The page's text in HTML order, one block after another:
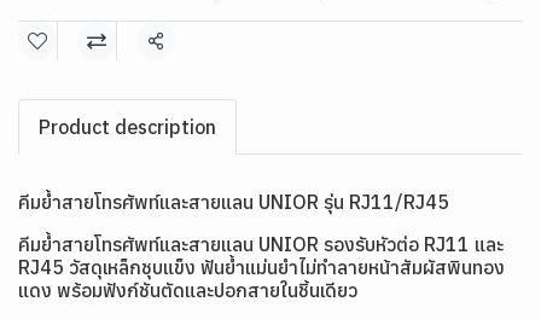
แชร์
Product description
คีมย้ำสายโทรศัพท์และสายแลน UNIOR รุ่น RJ11/RJ45
คีมย้ำสายโทรศัพท์และสายแลน UNIOR รองรับหัวต่อ RJ11 และ
RJ45 วัสดุเหล็กชุบแข็ง ฟันย้ำแม่นยำไม่ทำลายหน้าสัมผัสพินทอง
แดง พร้อมฟังก์ชันตัดและปอกสายในชิ้นเดียว